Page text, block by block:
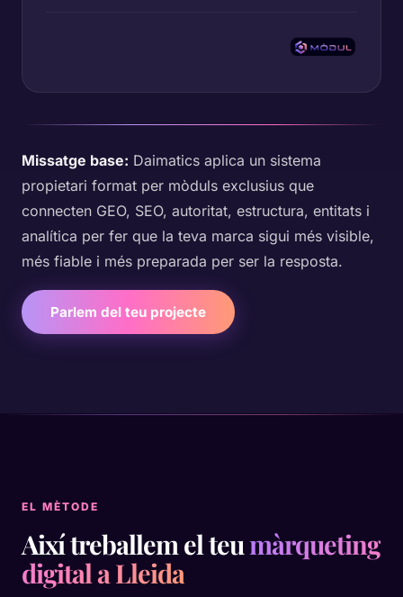
Missatge base: Daimatics aplica un sistema
propietari format per mòduls exclusius que
connecten GEO, SEO, autoritat, estructura, entitats i
analítica per fer que la teva marca sigui més visible,
més fiable i més preparada per ser la resposta.
Parlem del teu projecte
EL MÈTODE
Així treballem el teumàrqueting
digital a Lleida